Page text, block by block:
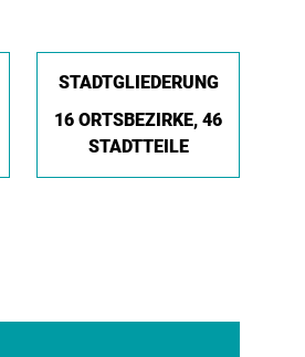
STADTGLIEDERUNG
16 ORTSBEZIRKE, 46
STADTTEILE